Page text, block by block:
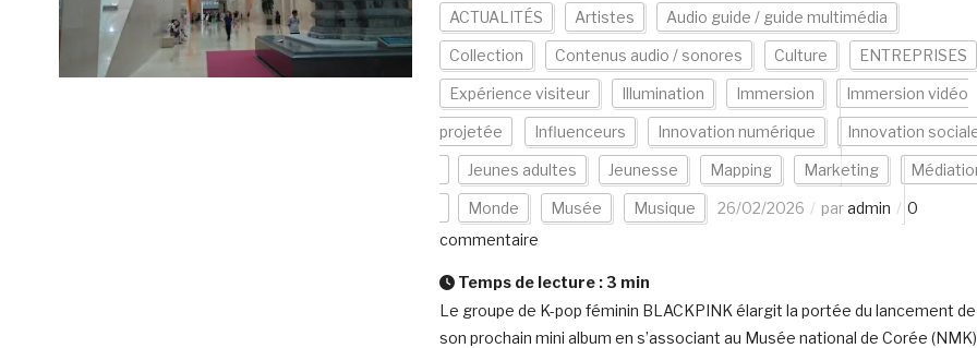
ACTUALITÉS Artistes Audio guide / guide multimédia
Collection Contenus audio / sonores Culture ENTREPRISES
Expérience visiteur Illumination Immersion Immersion vidéo
projetée Influenceurs Innovation numérique Innovation
Jeunes adultes Jeunesse Mapping Marketing
Monde Musée Musique 26/02/2026 paradmin
0
commentaire
Temps de lecture : 3 min
Le groupe de K-pop féminin BLACKPINK élargit la portée du lancement de
son prochain mini album en s’associant au Musée national de Corée